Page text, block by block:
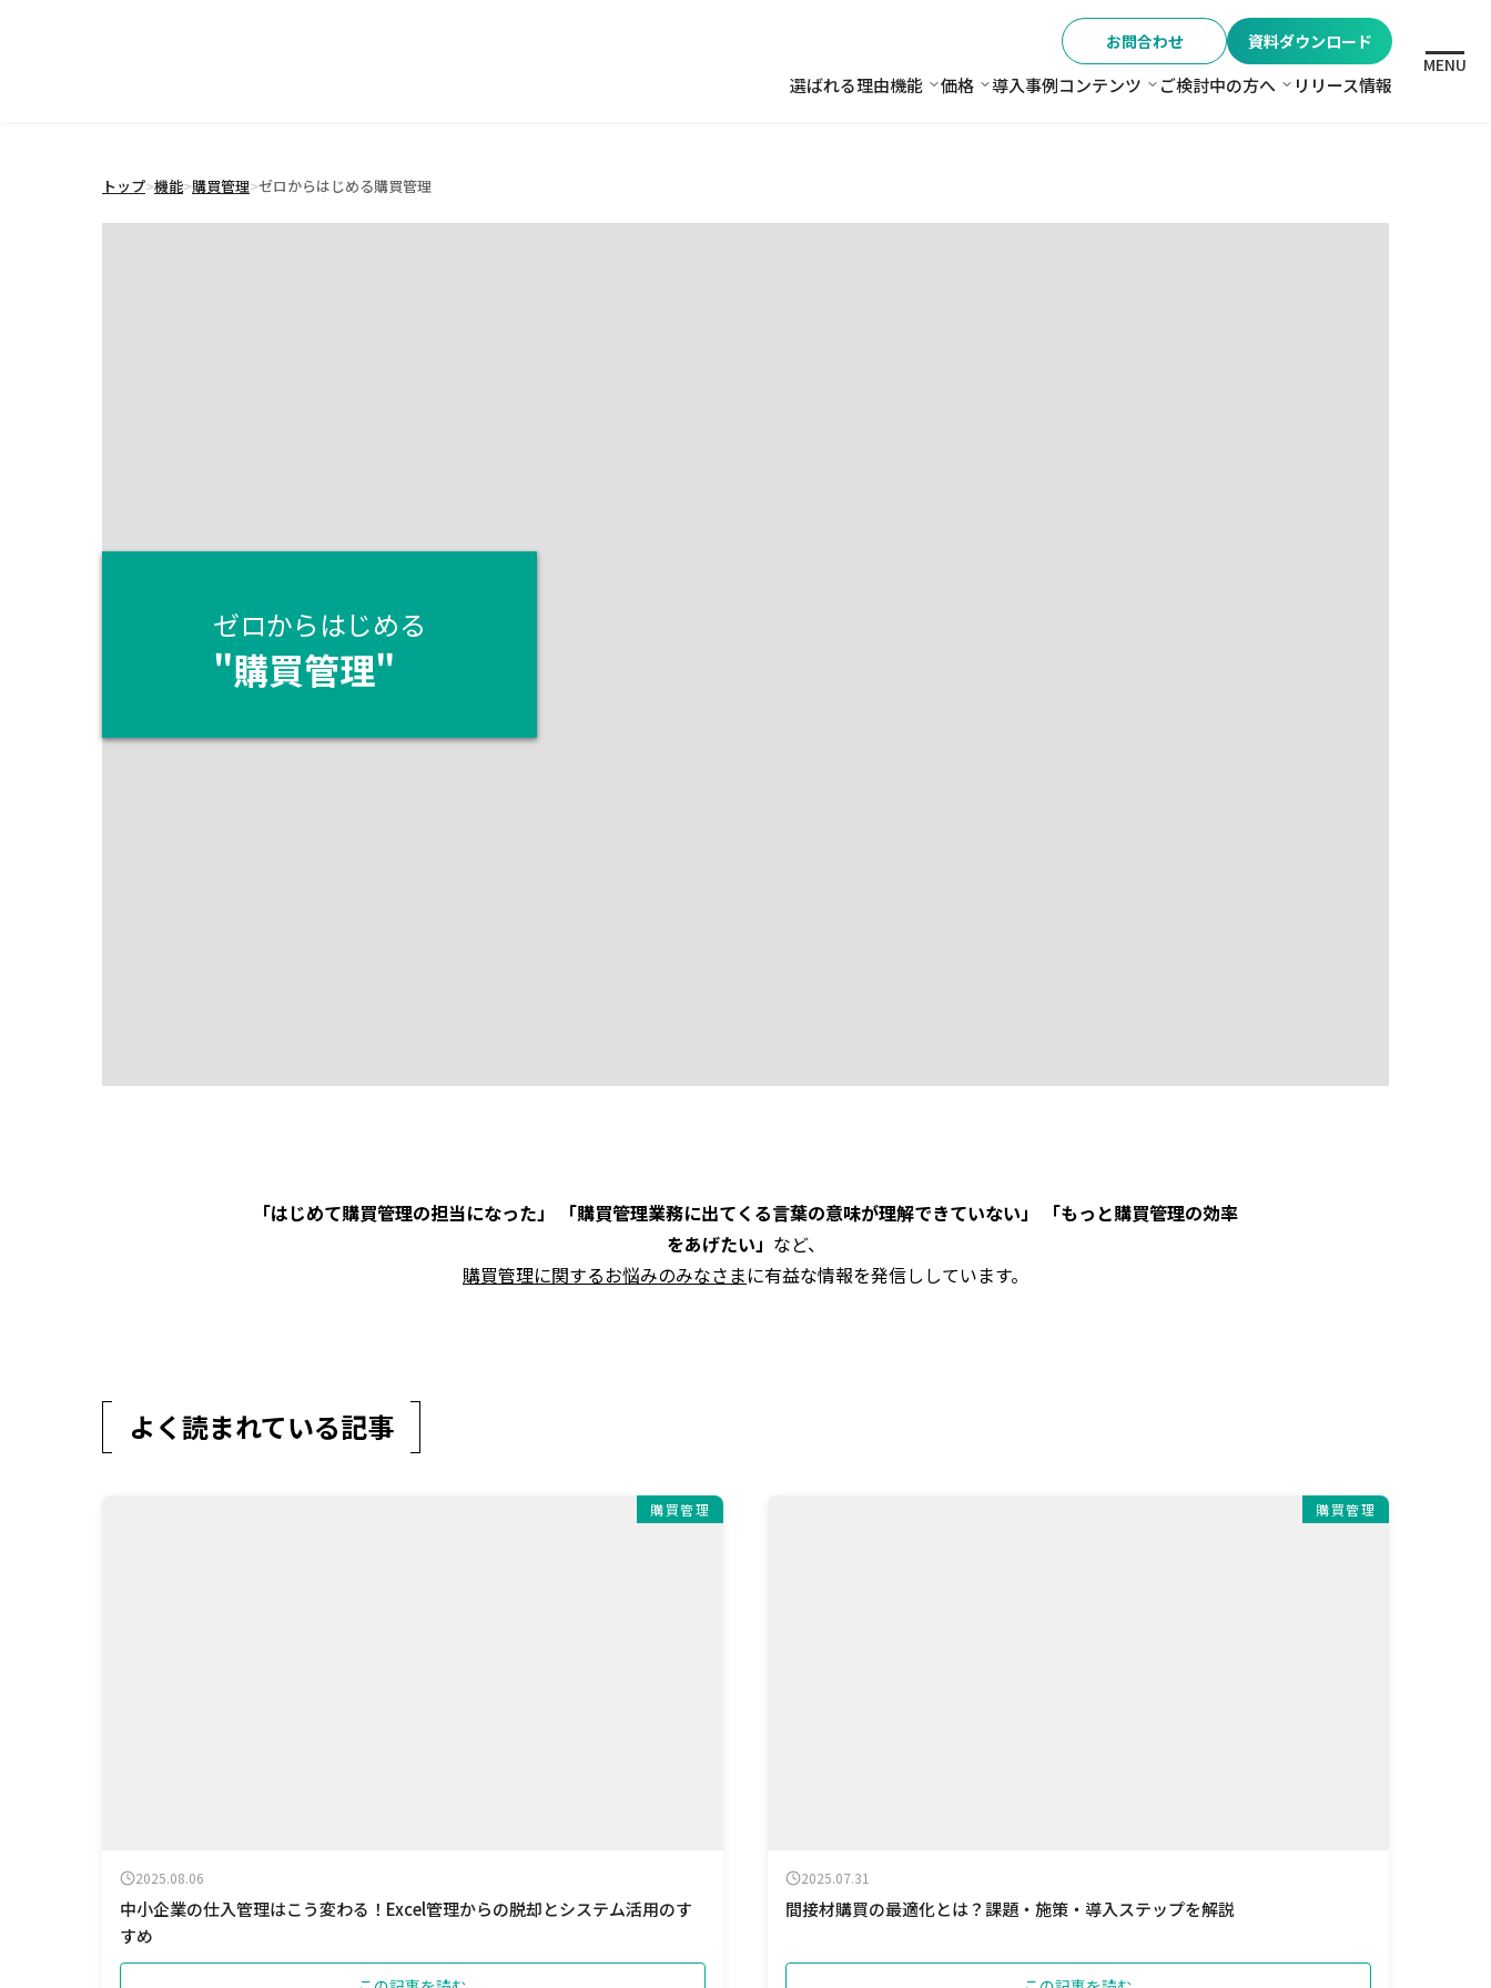
お問合わせ 資料ダウンロード
選ばれる理由機能 機能
価格 価格
導入事例コンテンツ コンテンツ
ご検討中の方へ ご検討中の方へ
リリース情報
MENU
トップ>機能>購買管理>ゼロからはじめる購買管理
ゼロからはじめる
"購買管理"
「はじめて購買管理の担当になった」 「購買管理業務に出てくる言葉の意味が理解できていない」 「もっと購買管理の効率
をあげたい」 など、
購買管理に関するお悩みのみなさまに有益な情報を発信ししています。
よく読まれている記事
購買管理
2025.08.06
中小企業の仕入管理はこう変わる！Excel管理からの脱却とシステム活用のす
すめ
購買管理
2025.07.31
間接材購買の最適化とは？課題・施策・導入ステップを解説